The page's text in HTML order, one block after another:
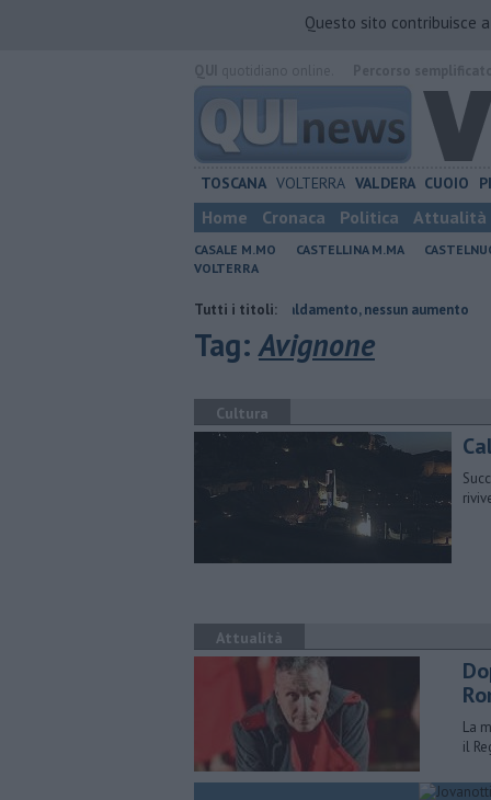
Questo sito contribuisce
TOSCANA VOLTERRA VALDERA CUOIO
Home Cronaca Politica Attualità
CASALE M.MO CASTELLINA M.MA
VOLTERRA
Tutti i titoli:
Tariffe del teleriscaldamento, nessun aumento Sport e
Tag:Avignone
Cultura
Attualità
La
il